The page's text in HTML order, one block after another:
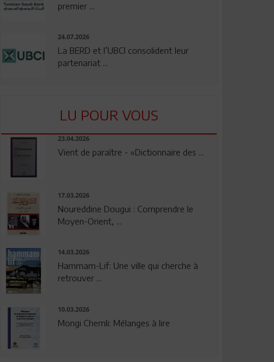
premier ...
24.07.2026
La BERD et l’UBCI consolident leur
partenariat ...
LU POUR VOUS
23.04.2026
Vient de paraître - «Dictionnaire des ...
17.03.2026
Noureddine Dougui : Comprendre le
Moyen-Orient, ...
14.03.2026
Hammam-Lif: Une ville qui cherche à
retrouver ...
10.03.2026
Mongi Chemli: Mélanges à lire